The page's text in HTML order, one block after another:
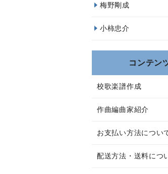
梅野剛成
小柿忠介
コンテン
校歌楽譜作成
作曲編曲家紹介
お支払い方法につい
配送方法・送料につ